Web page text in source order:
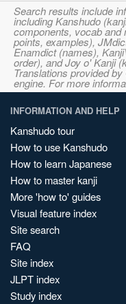
Search results include
including Kanshudo
components, vocab and
points, examples),
Enamdict (names),
order), and Joy o' Kanji
Translations provided
engine. For more
INFORMATION AND HELP
Kanshudo tour
How to use Kanshudo
How to learn Japanese
How to master kanji
More 'how to' guides
Visual feature index
Site search
FAQ
Site index
JLPT index
Study index